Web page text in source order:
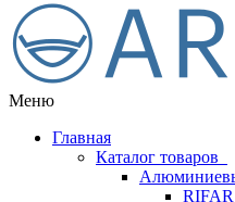
Меню
Главная
Каталог товаров
RIFAR